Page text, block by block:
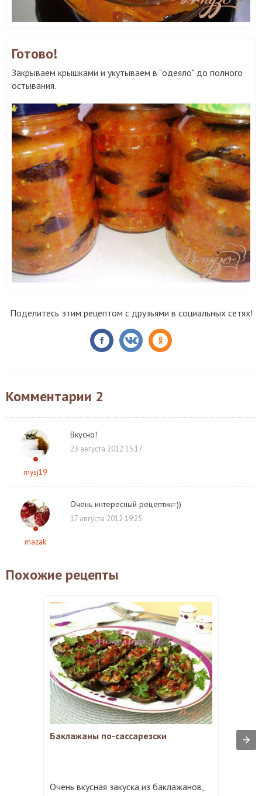
Готово!
Закрываем крышками и укутываем в "одеяло" до полного
остывания.
Поделитесь этим рецептом с друзьями в социальных сетях!
Комментарии 2
mysj19
Вкусно!
23 августа 2012 15:17
mazak
Очень интересный рецептик=))
17 августа 2012 19:25
Похожие рецепты
Баклажаны по-сассарезски
Очень вкусная закуска из баклажанов,